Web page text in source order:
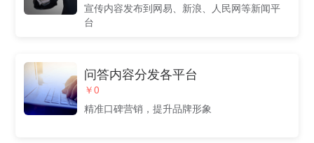
宣传内容发布到网易、新浪、人民网等新闻平
台
问答内容分发各平台
￥0
精准口碑营销，提升品牌形象